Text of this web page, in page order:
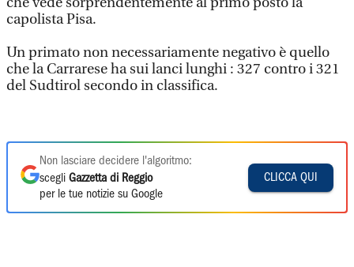
capolista Pisa.
Un primato non necessariamente negativo è quello
che la Carrarese ha sui lanci lunghi : 327 contro i 321
del Sudtirol secondo in classifica.
Non lasciare decidere l'algoritmo:
scegli Gazzetta di Reggio
per le tue notizie su Google
CLICCA QUI